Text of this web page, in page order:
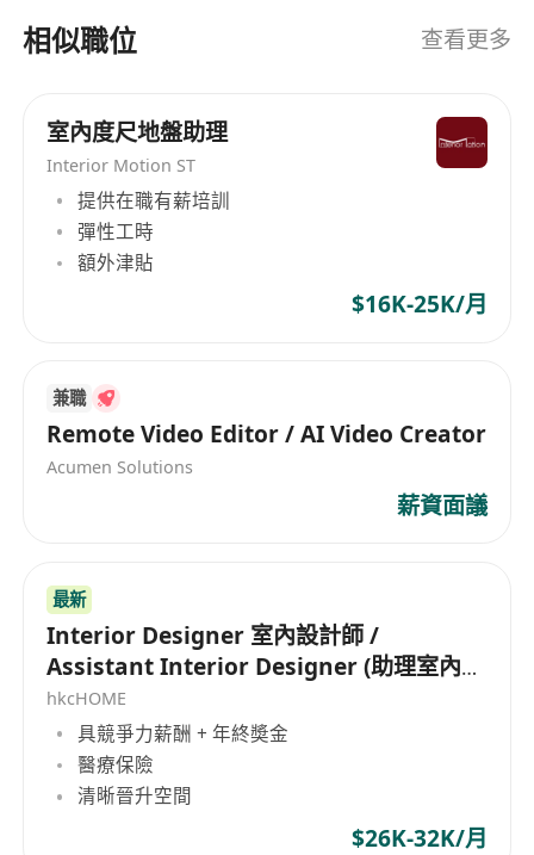
與作品集短片製作
工作要求：
中五畢業，具備室內設計或相關領域之學歷背景
熟練使用AutoCAD、Sketchup等繪圖軟件，掌
握Microsoft Office等文書工具
具備基本美學素養與空間規劃概念，能呈現具創
具兩年或以上相關工作經驗，有Photoshop、AI
等技能者優先考慮
相似職位 查看更多
室內度尺地盤助理
Interior Motion ST
提供在職有薪培訓
彈性工時
額外津貼
$16K-25K/月
兼職
Remote Video Editor / AI Video Creator
Acumen Solutions
薪資面議
最新
Interior Designer 室內設計師 /
Assistant Interior Designer (助理室內設
計師)
hkcHOME
具競爭力薪酬 + 年終奬金
醫療保險
清晰晉升空間
$26K-32K/月